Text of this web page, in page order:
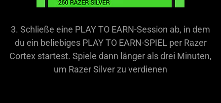
3. Schließe eine PLAY TO EARN-Session ab, in dem
du ein beliebiges PLAY TO EARN-SPIEL per Razer
Cortex startest. Spiele dann länger als drei Minuten,
um Razer Silver zu verdienen